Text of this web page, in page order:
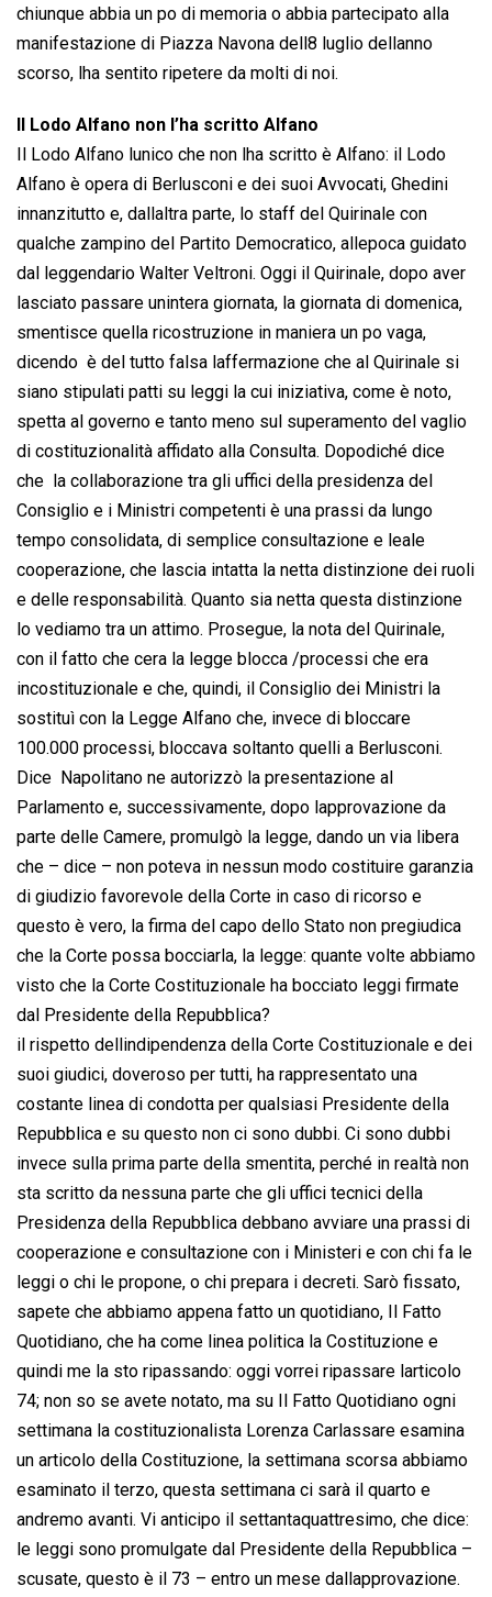
chiunque abbia un po di memoria o abbia partecipato alla
manifestazione di Piazza Navona dell8 luglio dellanno
scorso, lha sentito ripetere da molti di noi.
Il Lodo Alfano non l’ha scritto Alfano
Il Lodo Alfano lunico che non lha scritto è Alfano: il Lodo
Alfano è opera di Berlusconi e dei suoi Avvocati, Ghedini
innanzitutto e, dallaltra parte, lo staff del Quirinale con
qualche zampino del Partito Democratico, allepoca guidato
dal leggendario Walter Veltroni. Oggi il Quirinale, dopo aver
lasciato passare unintera giornata, la giornata di domenica,
smentisce quella ricostruzione in maniera un po vaga,
dicendo  è del tutto falsa laffermazione che al Quirinale si
siano stipulati patti su leggi la cui iniziativa, come è noto,
spetta al governo e tanto meno sul superamento del vaglio
di costituzionalità affidato alla Consulta. Dopodiché dice
che  la collaborazione tra gli uffici della presidenza del
Consiglio e i Ministri competenti è una prassi da lungo
tempo consolidata, di semplice consultazione e leale
cooperazione, che lascia intatta la netta distinzione dei ruoli
e delle responsabilità. Quanto sia netta questa distinzione
lo vediamo tra un attimo. Prosegue, la nota del Quirinale,
con il fatto che cera la legge blocca /processi che era
incostituzionale e che, quindi, il Consiglio dei Ministri la
sostituì con la Legge Alfano che, invece di bloccare
100.000 processi, bloccava soltanto quelli a Berlusconi.
Dice  Napolitano ne autorizzò la presentazione al
Parlamento e, successivamente, dopo lapprovazione da
parte delle Camere, promulgò la legge, dando un via libera
che – dice – non poteva in nessun modo costituire garanzia
di giudizio favorevole della Corte in caso di ricorso e
questo è vero, la firma del capo dello Stato non pregiudica
che la Corte possa bocciarla, la legge: quante volte abbiamo
visto che la Corte Costituzionale ha bocciato leggi firmate
dal Presidente della Repubblica?
il rispetto dellindipendenza della Corte Costituzionale e dei
suoi giudici, doveroso per tutti, ha rappresentato una
costante linea di condotta per qualsiasi Presidente della
Repubblica e su questo non ci sono dubbi. Ci sono dubbi
invece sulla prima parte della smentita, perché in realtà non
sta scritto da nessuna parte che gli uffici tecnici della
Presidenza della Repubblica debbano avviare una prassi di
cooperazione e consultazione con i Ministeri e con chi fa le
leggi o chi le propone, o chi prepara i decreti. Sarò fissato,
sapete che abbiamo appena fatto un quotidiano, Il Fatto
Quotidiano, che ha come linea politica la Costituzione e
quindi me la sto ripassando: oggi vorrei ripassare larticolo
74; non so se avete notato, ma su Il Fatto Quotidiano ogni
settimana la costituzionalista Lorenza Carlassare esamina
un articolo della Costituzione, la settimana scorsa abbiamo
esaminato il terzo, questa settimana ci sarà il quarto e
andremo avanti. Vi anticipo il settantaquattresimo, che dice: 
le leggi sono promulgate dal Presidente della Repubblica –
scusate, questo è il 73 – entro un mese dallapprovazione.